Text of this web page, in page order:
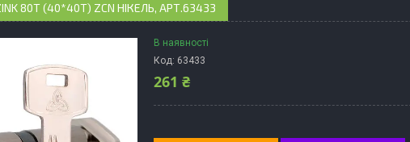
80T (40*40T) ZCN НІКЕЛЬ, АРТ.63433
В наявності
Код: 63433
261 ₴